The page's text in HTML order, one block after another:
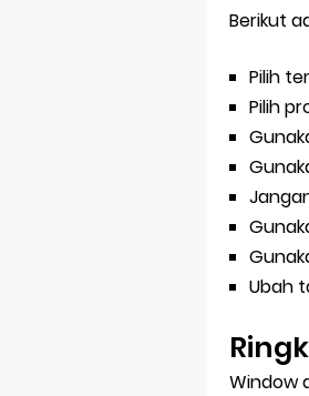
Berikut
Pilih
Pilih
Ubah
Window